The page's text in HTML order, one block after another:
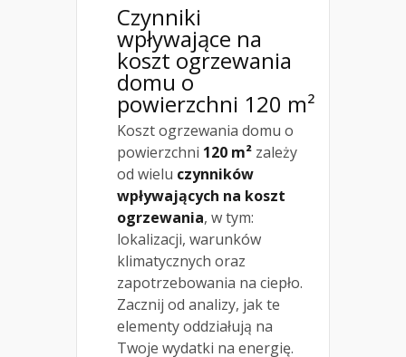
Czynniki
wpływające na
koszt ogrzewania
domu o
powierzchni 120 m²
Koszt ogrzewania domu o
powierzchni 120 m² zależy
od wielu czynników
wpływających na koszt
ogrzewania, w tym:
lokalizacji, warunków
klimatycznych oraz
zapotrzebowania na ciepło.
Zacznij od analizy, jak te
elementy oddziałują na
Twoje wydatki na energię.